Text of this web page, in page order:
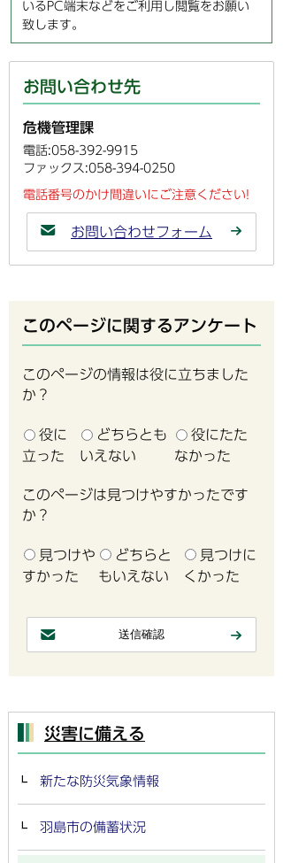
いるPC端末などをご利用し閲覧をお願い
致します。
お問い合わせ先
危機管理課
電話:058-392-9915
ファックス:058-394-0250
電話番号のかけ間違いにご注意ください!
お問い合わせフォーム
このページに関するアンケート
このページの情報は役に立ちました
か？
役に
立った
どちらとも
いえない
役にたた
なかった
このページは見つけやすかったです
か？
見つけや
すかった
どちらと
もいえない
見つけに
くかった
災害に備える
新たな防災気象情報
羽島市の備蓄状況